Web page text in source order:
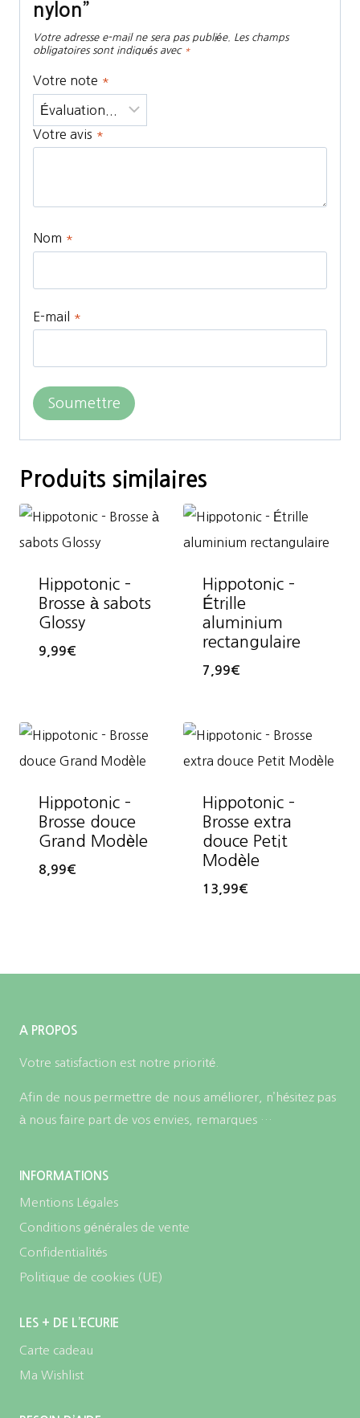
nylon”
Votre adresse e-mail ne sera pas publiée.
Les champs
obligatoires sont indiqués avec *
Votre note *
Votre avis *
Nom *
E-mail *
Produits similaires
Hippotonic –
Brosse à sabots
Glossy
9,99€
Hippotonic –
Étrille
aluminium
rectangulaire
7,99€
Hippotonic –
Brosse douce
Grand Modèle
8,99€
Hippotonic –
Brosse extra
douce Petit
Modèle
13,99€
A PROPOS
Votre satisfaction est notre priorité.
Afin de nous permettre de nous améliorer, n’hésitez pas
à nous faire part de vos envies, remarques …
INFORMATIONS
Mentions Légales
Conditions générales de vente
Confidentialités
Politique de cookies (UE)
LES + DE L’ECURIE
Carte cadeau
Ma Wishlist